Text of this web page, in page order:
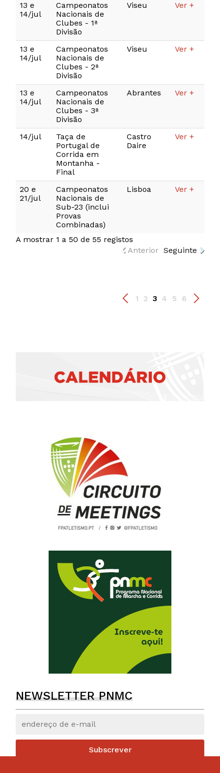
13 e
14/jul
Campeonatos
Nacionais de
Clubes - 1ª
Divisão
Viseu Ver +
13 e
14/jul
Campeonatos
Nacionais de
Clubes - 2ª
Divisão
Viseu Ver +
13 e
14/jul
Campeonatos
Nacionais de
Clubes - 3ª
Divisão
Abrantes Ver +
14/jul
Taça de
Portugal de
Corrida em
Montanha -
Final
Castro
Daire
Ver +
20 e
21/jul
Campeonatos
Nacionais de
Sub-23 (inclui
Provas
Combinadas)
Lisboa Ver +
A mostrar 1 a 50 de 55 registos
Anterior Seguinte
1 2 3 4 5 6
NEWSLETTER PNMC
Subscrever